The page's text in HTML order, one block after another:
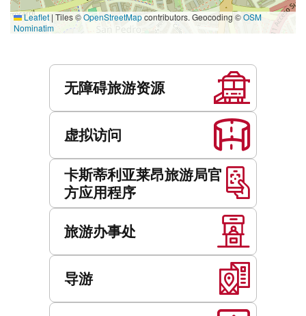
Leaflet | Tiles ©OpenStreetMapcontributors. Geocoding ©OSM
Nominatim
无障碍旅游资源
虚拟访问
卡斯蒂利亚莱昂旅游局官
方应用程序
旅游办事处
导游